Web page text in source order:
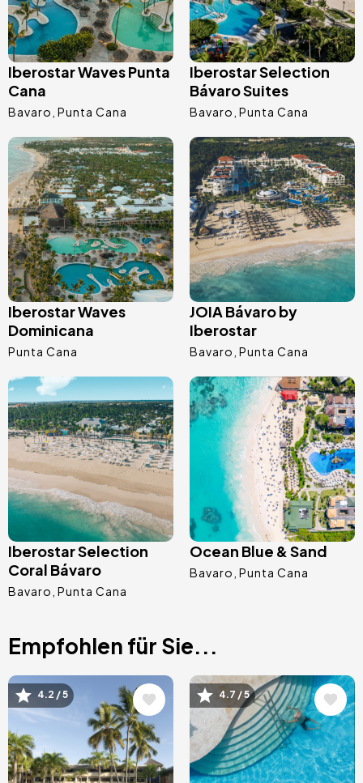
Iberostar Waves Punta
Cana
Bavaro Punta Cana
Iberostar Selection
Bávaro Suites
Bavaro Punta Cana
Bild
Iberostar Waves
Dominicana
Punta Cana
Bild
JOIA Bávaro by
Iberostar
Bavaro Punta Cana
Bild
Iberostar Selection
Coral Bávaro
Bavaro Punta Cana
Bild
Ocean Blue & Sand
Bavaro Punta Cana
Empfohlen für Sie...
Bild4.2 / 5 Bild4.7 / 5